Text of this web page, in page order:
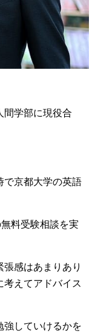
学部に現役合
で京都大学の英語
料受験相談を実
感はあまりあり
考えてアドバイス
強していけるかを